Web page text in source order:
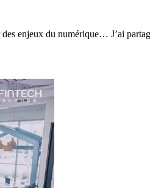
enjeux du numérique… J’ai